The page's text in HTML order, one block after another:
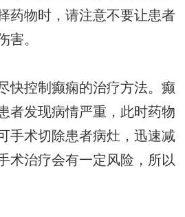
药物时，请注意不要让患者
害。
快控制癫痫的治疗方法。癫
者发现病情严重，此时药物
手术切除患者病灶，迅速减
术治疗会有一定风险，所以